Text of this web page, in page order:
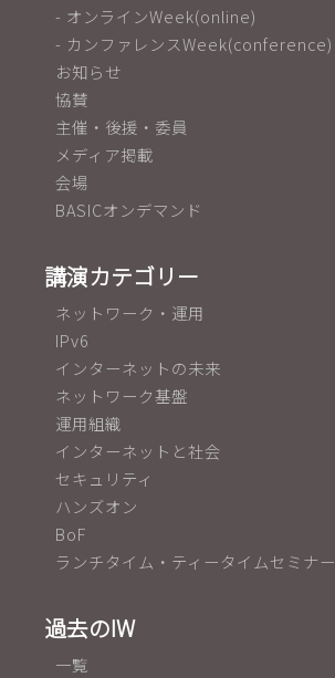
- オンラインWeek(online)
- カンファレンスWeek(conference)
お知らせ
協賛
主催・後援・委員
メディア掲載
会場
BASICオンデマンド
講演カテゴリー
ネットワーク・運用
IPv6
インターネットの未来
ネットワーク基盤
運用組織
インターネットと社会
セキュリティ
ハンズオン
BoF
ランチタイム・ティータイムセミナー
過去のIW
一覧